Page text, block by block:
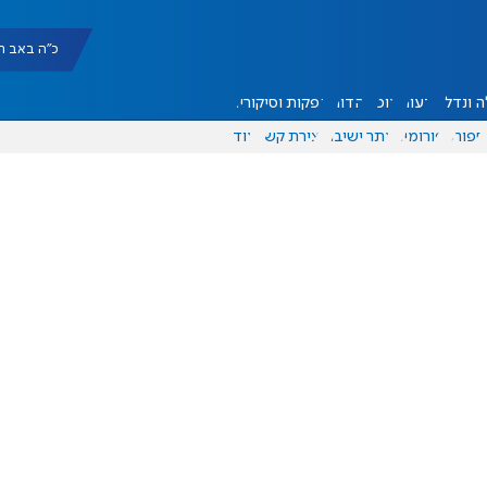
כ"ה באב תשפ"ו
ונדל"ן דעות אוכל יהדות הפקות וסיקורים
ספורט פורומים אתר ישיבה יצירת קשר עוד